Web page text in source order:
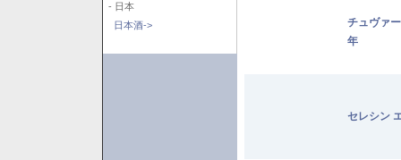
- 日本
日本酒->
チュヴァ
年
セレシン